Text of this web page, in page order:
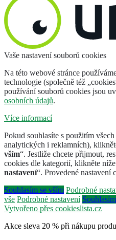
Vaše nastavení souborů cookies
Na této webové stránce
technologie (společně též
používání souborů cookies jsou
osobních údajů.
Více informací
Pokud souhlasíte s použitím
analytických i reklamních),
vším“. Jestliže chcete přijmout,
cookies dle kategorií, klikněte
nastavení“. Provedené nastavení
Souhlasím se vším Podrobné
vše Podrobné nastavení
Vytvořeno přes cookieslista.cz
Akce sleva 20 % při nákupu